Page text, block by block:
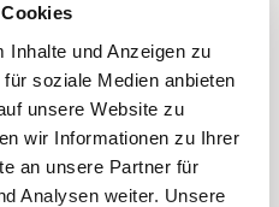
Inhalte und Anzeigen zu
soziale Medien anbieten
unsere Website zu
wir Informationen zu Ihrer
an unsere Partner für
Analysen weiter. Unsere